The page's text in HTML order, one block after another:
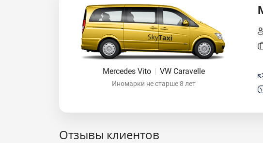
Mercedes Vito | VW Caravelle
Иномарки не старше 8 лет
Отзывы клиентов